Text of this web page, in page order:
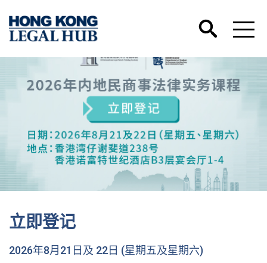
立即登记
2026年8月21日及 22日 (星期五及星期六)